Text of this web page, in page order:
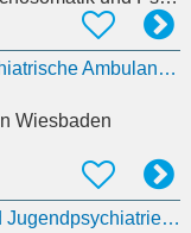
Facharzt forensisch-psychiatrische Ambulanz (m/w/d)
Wiesbaden
Assistenzarzt Kinder- und Jugendpsychiatrie (m/w/d)